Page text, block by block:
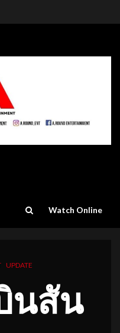
Watch Online
UPDATE
นสัน